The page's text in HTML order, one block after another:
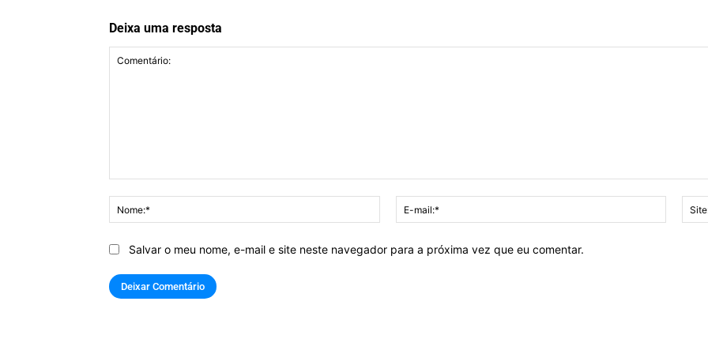
Deixa uma resposta
Nome:*
mail:*
Salvar o meu nome, e-mail e site neste navegador para a próxima vez que eu comentar.